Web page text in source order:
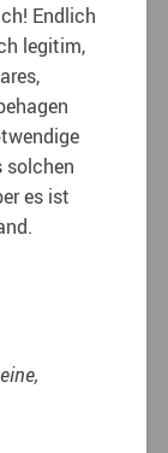
Endlich
legitim,
solchen
es ist